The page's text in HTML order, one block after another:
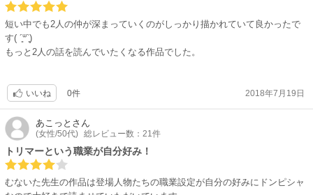
短い中でも2人の仲が深まっていくのがしっかり描かれていて良かったで
す( ´͈ᐜ`͈)
もっと2人の話を読んでいたくなる作品でした。
いいね 0件 2018年7月19日
あこっと さん
(女性/50代) 総レビュー数：21件
トリマーという職業が自分好み！
むないた先生の作品は登場人物たちの職業設定が自分の好みにドンピシャ